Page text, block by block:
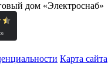
дом «Электроснаб»
Карта сайта